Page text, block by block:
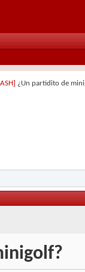
¿Un partidito de